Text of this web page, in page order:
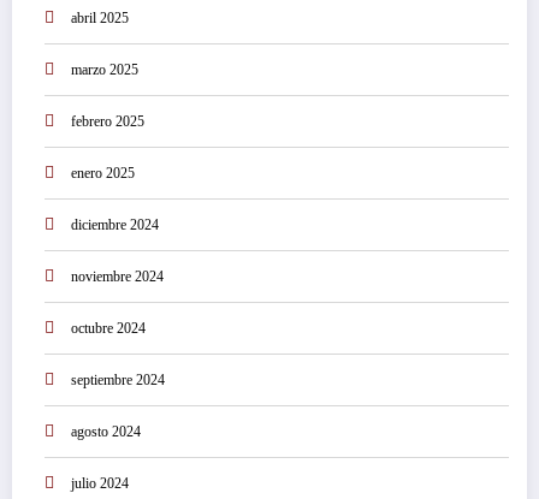
abril 2025
marzo 2025
febrero 2025
enero 2025
diciembre 2024
noviembre 2024
octubre 2024
septiembre 2024
agosto 2024
julio 2024